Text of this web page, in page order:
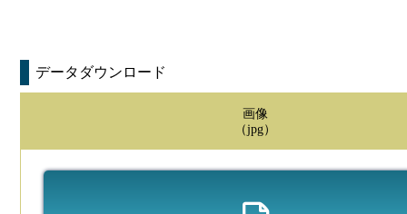
データダウンロード
画像
（jpg）